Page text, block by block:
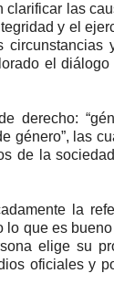
clarificar las
y el
circunstancias
el diálogo
derecho:
género”, las
de la
la
lo que es
elige su
oficiales y